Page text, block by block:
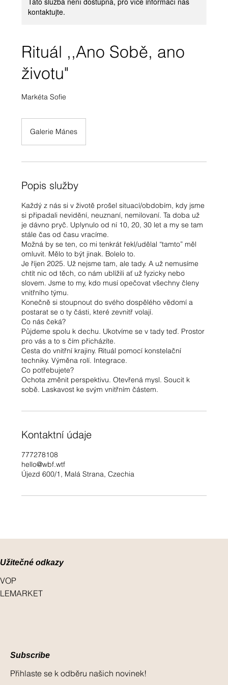
kontaktujte.
Rituál ,,Ano Sobě, ano
životu"
Markéta Sofie
Galerie Mánes
Popis služby
Každý z nás si v životě prošel situací/obdobím, kdy jsme
si připadali nevidění, neuznaní, nemilovaní. Ta doba už
je dávno pryč. Uplynulo od ní 10, 20, 30 let a my se tam
stále čas od času vracíme.
Možná by se ten, co mi tenkrát řekl/udělal “tamto” měl
omluvit. Mělo to být jinak. Bolelo to.
Je říjen 2025. Už nejsme tam, ale tady. A už nemusíme
chtít nic od těch, co nám ublížili ať už fyzicky nebo
slovem. Jsme to my, kdo musí opečovat všechny členy
vnitřního týmu.
Konečně si stoupnout do svého dospělého vědomí a
postarat se o ty části, které zevnitř volají.
Co nás čeká?
Půjdeme spolu k dechu. Ukotvíme se v tady teď. Prostor
pro vás a to s čím přicházíte.
Cesta do vnitřní krajiny. Rituál pomocí konstelační
techniky. Výměna rolí. Integrace.
Co potřebujete?
Ochota změnit perspektivu. Otevřená mysl. Soucit k
sobě. Laskavost ke svým vnitřním částem.
Kontaktní údaje
777278108
hello@wbf.wtf
Újezd 600/1, Malá Strana, Czechia
Užitečné odkazy
VOP
LEMARKET
Subscribe
Přihlaste se k odběru našich novinek!